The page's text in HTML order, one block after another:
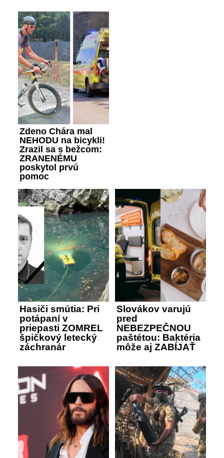
Zdeno Chára mal
NEHODU na bicykli!
Zrazil sa s bežcom:
ZRANENÉMU
poskytol prvú
pomoc
Hasiči smútia: Pri
potápaní v
priepasti ZOMREL
špičkový letecký
záchranár
Slovákov varujú
pred
NEBEZPEČNOU
paštétou: Baktéria
môže aj ZABÍJAŤ